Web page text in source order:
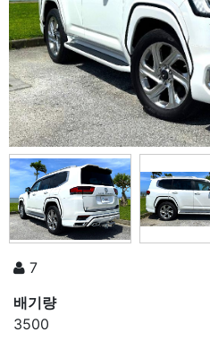
7
배기량
3500